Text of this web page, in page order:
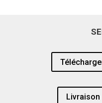
Livraison